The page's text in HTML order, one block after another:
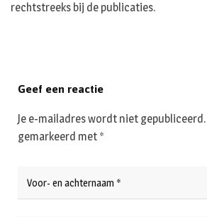
rechtstreeks bij de publicaties.
Geef een reactie
Je e-mailadres wordt niet gepubliceerd.
gemarkeerd met *